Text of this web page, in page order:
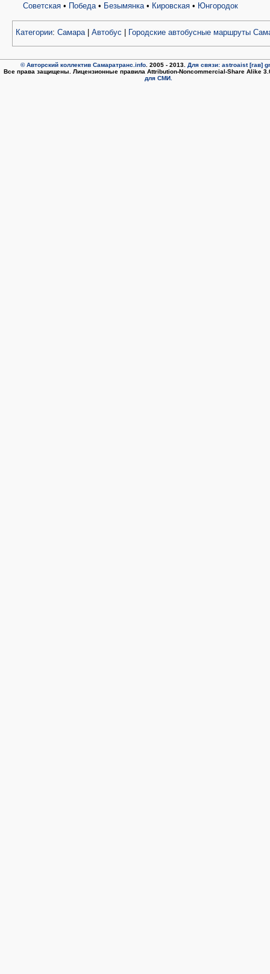
Советская • Победа• Безымянка• Кировская • Юнгородок
Категории: Самара| Автобус Городские автобусные маршруты
© Авторский коллектив Самаратранс.info . 2005 - 2013. Для связи: astroaist [гав]
Все права защищены. Лицензионные правила Attribution-Noncommercial-Share Alike
для СМИ.